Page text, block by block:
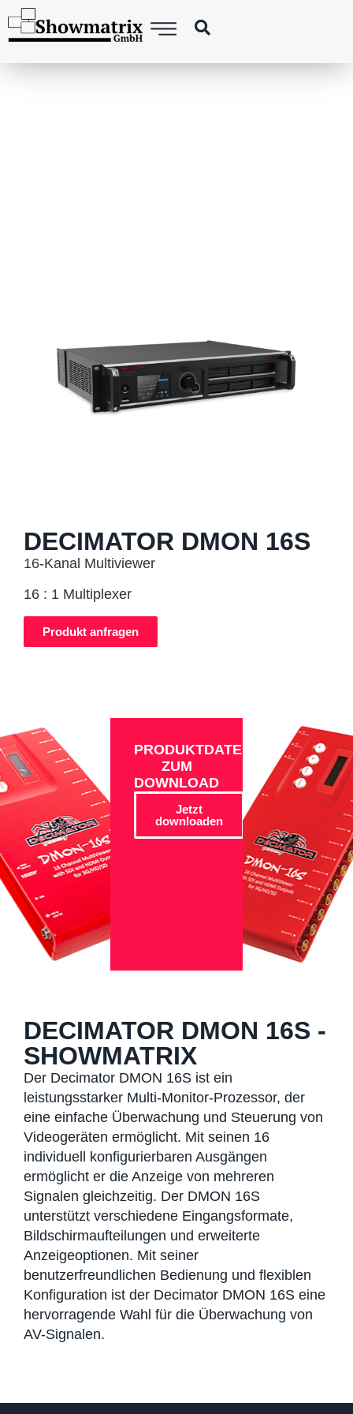
DECIMATOR DMON 16S
16-Kanal Multiviewer
16 : 1 Multiplexer
Produkt anfragen
PRODUKTDATEN
ZUM
DOWNLOAD
Jetzt
downloaden
DECIMATOR DMON 16S -
SHOWMATRIX
Der Decimator DMON 16S ist ein
leistungsstarker Multi-Monitor-Prozessor, der
eine einfache Überwachung und Steuerung von
Videogeräten ermöglicht. Mit seinen 16
individuell konfigurierbaren Ausgängen
ermöglicht er die Anzeige von mehreren
Signalen gleichzeitig. Der DMON 16S
unterstützt verschiedene Eingangsformate,
Bildschirmaufteilungen und erweiterte
Anzeigeoptionen. Mit seiner
benutzerfreundlichen Bedienung und flexiblen
Konfiguration ist der Decimator DMON 16S eine
hervorragende Wahl für die Überwachung von
AV-Signalen.